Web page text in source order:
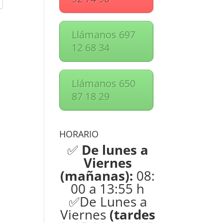
Llámanos 697
12 68 34
Llámanos 650
87 18 29
HORARIO
✅ De lunes a
Viernes
(mañanas): 08:
00 a 13:55 h
✅De Lunes a
Viernes(tardes